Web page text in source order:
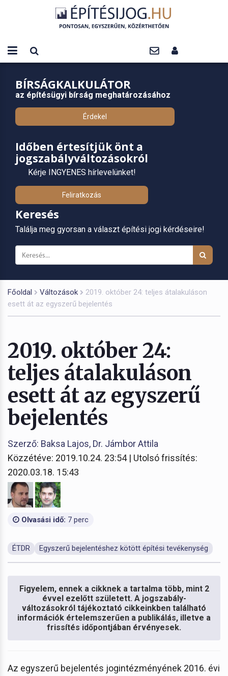
BÍRSÁGKALKULÁTOR
az építésügyi bírság meghatározásához
Érdekel
Időben értesítjük önt a
jogszabályváltozásokról
Kérje INGYENES hírlevelünket!
Feliratkozás
Keresés
Találja meg gyorsan a választ építési jogi kérdéseire!
Főoldal Változások
2019. október 24: teljes átalakuláson
esett át az egyszerű bejelentés
2019. október 24:
teljes átalakuláson
esett át az egyszerű
bejelentés
Szerző: Baksa Lajos, Dr. Jámbor Attila
Közzétéve: 2019.10.24. 23:54 | Utolsó frissítés:
2020.03.18. 15:43
Olvasási idő: 7 perc
ÉTDR Egyszerű bejelentéshez kötött építési tevékenység
Figyelem, ennek a cikknek a tartalma több, mint 2
évvel ezelőtt született. A jogszabály-
változásokról tájékoztató cikkeinkben található
információk értelemszerűen a publikálás, illetve a
frissítés időpontjában érvényesek.
Az egyszerű bejelentés jogintézményének 2016. évi